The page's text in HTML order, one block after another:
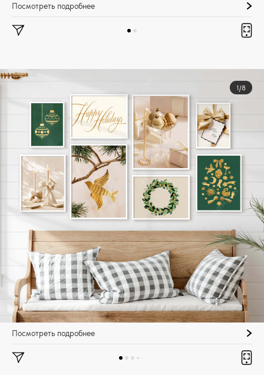
Посмотреть подробнее
1/8
Посмотреть подробнее